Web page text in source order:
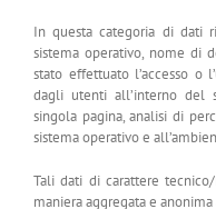
In questa categoria di dati
sistema operativo, nome di
stato effettuato l’accesso o
dagli utenti all’interno del
singola pagina, analisi di
sistema operativo e
Tali dati di carattere
maniera aggregata e